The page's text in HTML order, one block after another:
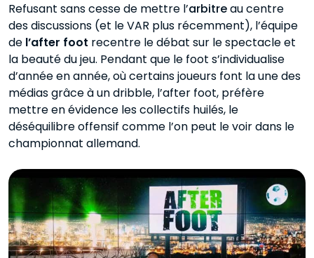
Refusant sans cesse de mettre l’arbitreau centre
des discussions (et le VAR plus récemment), l’équipe
de l’after foot recentre le débat sur le spectacle et
la beauté du jeu. Pendant que le foot s’individualise
d’année en année, où certains joueurs font la une des
médias grâce à un dribble, l’after foot, préfère
mettre en évidence les collectifs huilés, le
déséquilibre offensif comme l’on peut le voir dans le
championnat allemand.